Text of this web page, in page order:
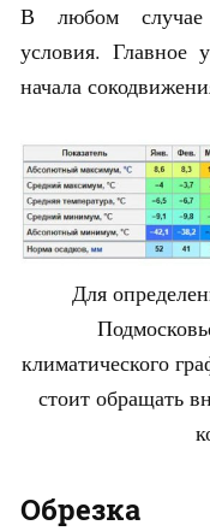
В любом случае
условия. Главное
начала
Для
климатического
стоит обращать